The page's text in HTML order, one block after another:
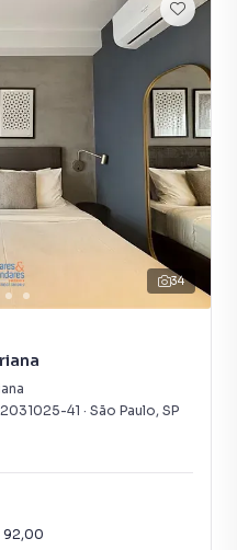
34
41 · São Paulo, SP
92,00